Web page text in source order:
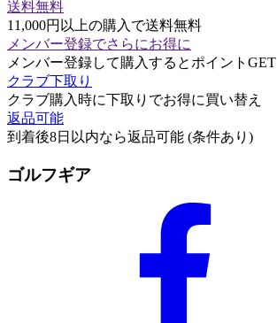
送料無料
11,000円以上の購入で送料無料
メンバー登録でさらにお得に
メンバー登録して購入するとポイントGET
クラブ下取り
クラブ購入時に下取りでお得に買い替え
返品可能
到着後8日以内なら返品可能 (条件あり)
ゴルフギア